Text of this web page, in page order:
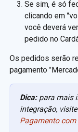
Se sim, é só
clicando em
você deverá
pedido no
Os pedidos serão
pagamento
Dica: para mais
integração,
Pagamento